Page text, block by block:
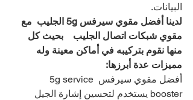
البيانات.
لدينا أفضل مقوي سيرفس 5g الجليب  مع
مقوي شبكات اتصال الجليب    بحيث كل
منها نقوم بتركيبه في أماكن معينة وله
مميزات عدة أبرزها:
أفضل مقوي سيرفس 5g service
booster يستخدم لتحسين إشارة الجيل